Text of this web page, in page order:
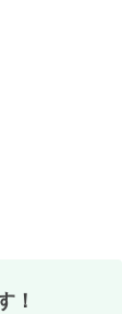
！